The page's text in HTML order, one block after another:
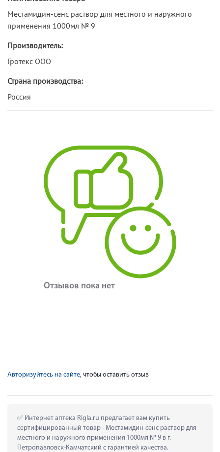
Местамидин-сенс раствор для местного и наружного
применения 1000мл № 9
Производитель:
Гротекс ООО
Страна производства:
Россия
Отзывов пока нет
Авторизуйтесь на сайте, чтобы оставить отзыв
Интернет аптека Rigla.ru предлагает вам купить
сертифицированный товар - Местамидин-сенс раствор для
местного и наружного применения 1000мл № 9 в г.
Петропавловск-Камчатский с гарантией качества.